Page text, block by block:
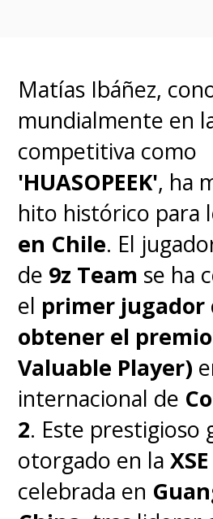
Matías Ibáñez,
mundialmente en
competitiva como
'HUASOPEEK', ha
hito histórico para
en Chile. El
de 9z Team se ha
el primer jugador
obtener el
Valuable Player)
internacional de
2. Este prestigioso
otorgado en la
celebrada en